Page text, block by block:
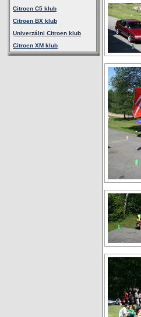
Citroen C5 klub
Citroen BX klub
Univerzálni Citroen klub
Citroen XM klub